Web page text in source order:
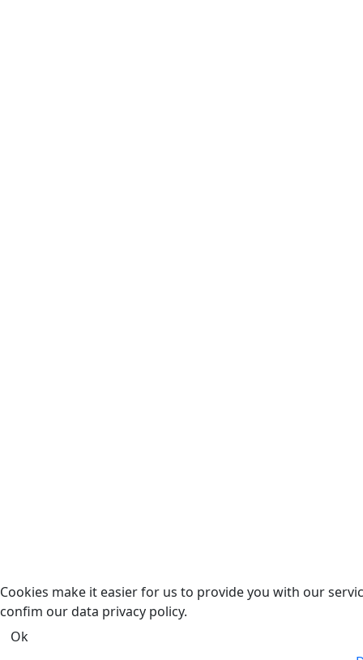
Cookies make it easier for us to provide you with our
confim our data privacy policy.
Ok